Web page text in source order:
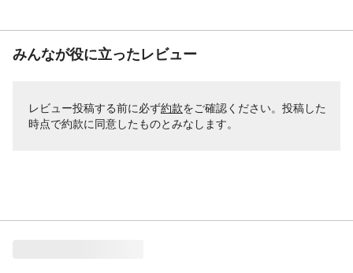
みんなが役に立ったレビュー
レビュー投稿する前に必ず約款をご確認ください。投稿した
時点で約款に同意したものとみなします。